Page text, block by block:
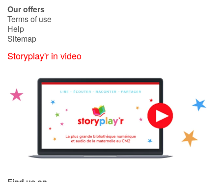
Our offers
Terms of use
Help
Sitemap
Storyplay'r in video